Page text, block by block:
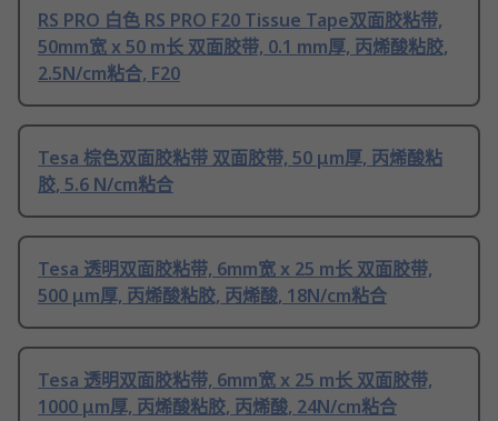
RS PRO 白色 RS PRO F20 Tissue Tape双面胶粘带,
50mm宽 x 50 m长 双面胶带, 0.1 mm厚, 丙烯酸粘胶,
2.5N/cm粘合, F20
Tesa 棕色双面胶粘带 双面胶带, 50 μm厚, 丙烯酸粘
胶, 5.6 N/cm粘合
Tesa 透明双面胶粘带, 6mm宽 x 25 m长 双面胶带,
500 μm厚, 丙烯酸粘胶, 丙烯酸, 18N/cm粘合
Tesa 透明双面胶粘带, 6mm宽 x 25 m长 双面胶带,
1000 μm厚, 丙烯酸粘胶, 丙烯酸, 24N/cm粘合